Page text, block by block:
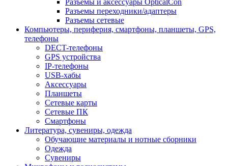
Разъемы и аксессуары OpticalCon
Разъемы переходники/адаптеры
Разъемы сетевые
Компьютеры, периферия, смартфоны, планшеты, GPS,
телефоны
DECT-телефоны
GPS устройства
IP-телефоны
USB-хабы
Аксессуары
Планшеты
Сетевые карты
Сетевые ПК
Смартфоны
Литература, сувениры, одежда
Обучающие материалы и нотные сборники
Одежда
Сувениры